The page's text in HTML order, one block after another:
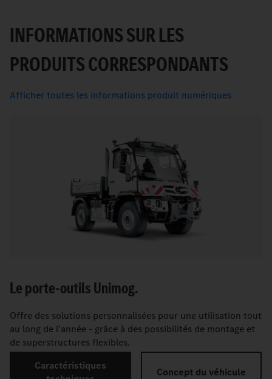
INFORMATIONS SUR LES
PRODUITS CORRESPONDANTS
Afficher toutes les informations produit numériques
Le porte-outils Unimog.
Offre des solutions personnalisées pour une utilisation tout
au long de l'année - grâce à des possibilités de montage et
de superstructures flexibles.
Caractéristiques
Concept du véhicule